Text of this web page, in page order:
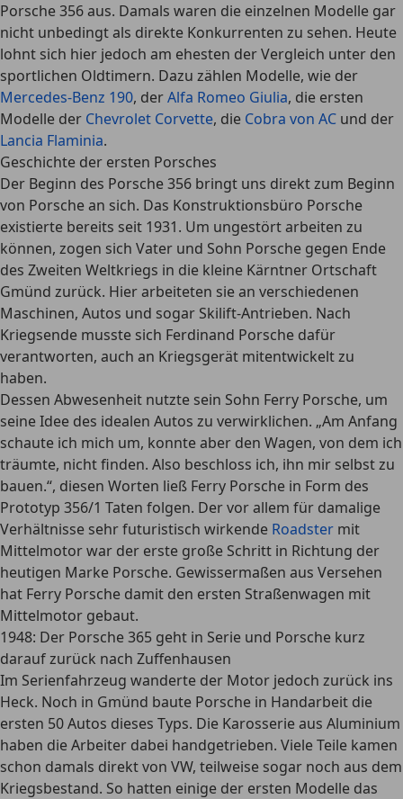
Porsche 356 aus. Damals waren die einzelnen Modelle gar
nicht unbedingt als direkte Konkurrenten zu sehen. Heute
lohnt sich hier jedoch am ehesten der Vergleich unter den
sportlichen Oldtimern. Dazu zählen Modelle, wie der
Mercedes-Benz 190, derAlfa Romeo Giulia, die ersten
Modelle der Chevrolet Corvette, die Cobra von AC und der
Lancia Flaminia.
Geschichte der ersten Porsches
Der Beginn des Porsche 356 bringt uns direkt zum Beginn
von Porsche an sich. Das Konstruktionsbüro Porsche
existierte bereits seit 1931. Um ungestört arbeiten zu
können, zogen sich Vater und Sohn Porsche gegen Ende
des Zweiten Weltkriegs in die kleine Kärntner Ortschaft
Gmünd zurück. Hier arbeiteten sie an verschiedenen
Maschinen, Autos und sogar Skilift-Antrieben. Nach
Kriegsende musste sich Ferdinand Porsche dafür
verantworten, auch an Kriegsgerät mitentwickelt zu
haben.
Dessen Abwesenheit nutzte sein Sohn Ferry Porsche, um
seine Idee des idealen Autos zu verwirklichen. „Am Anfang
schaute ich mich um, konnte aber den Wagen, von dem ich
träumte, nicht finden. Also beschloss ich, ihn mir selbst zu
bauen.“, diesen Worten ließ Ferry Porsche in Form des
Prototyp 356/1 Taten folgen. Der vor allem für damalige
Verhältnisse sehr futuristisch wirkende Roadster mit
Mittelmotor war der erste große Schritt in Richtung der
heutigen Marke Porsche. Gewissermaßen aus Versehen
hat Ferry Porsche damit den ersten Straßenwagen mit
Mittelmotor gebaut.
1948: Der Porsche 365 geht in Serie und Porsche kurz
darauf zurück nach Zuffenhausen
Im Serienfahrzeug wanderte der Motor jedoch zurück ins
Heck. Noch in Gmünd baute Porsche in Handarbeit die
ersten 50 Autos dieses Typs. Die Karosserie aus Aluminium
haben die Arbeiter dabei handgetrieben. Viele Teile kamen
schon damals direkt von VW, teilweise sogar noch aus dem
Kriegsbestand. So hatten einige der ersten Modelle das